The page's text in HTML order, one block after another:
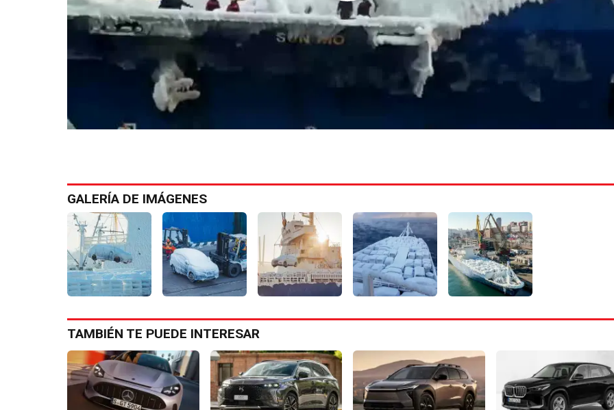
GALERÍA DE IMÁGENES
TAMBIÉN TE PUEDE INTERESAR